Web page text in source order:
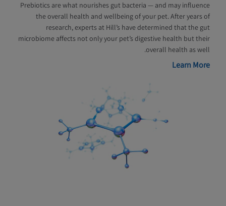
Prebiotics are what nourishes gut bacteria — and may influence
the overall health and wellbeing of your pet. After years of
research, experts at Hill’s have determined that the gut
microbiome affects not only your pet’s digestive health but their
overall health as well.
Learn More